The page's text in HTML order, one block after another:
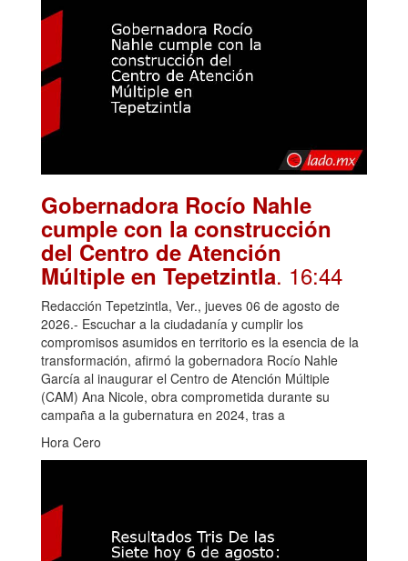
Gobernadora Rocío Nahle
cumple con la construcción
del Centro de Atención
Múltiple en Tepetzintla. 16:44
Redacción Tepetzintla, Ver., jueves 06 de agosto de
2026.- Escuchar a la ciudadanía y cumplir los
compromisos asumidos en territorio es la esencia de la
transformación, afirmó la gobernadora Rocío Nahle
García al inaugurar el Centro de Atención Múltiple
(CAM) Ana Nicole, obra comprometida durante su
campaña a la gubernatura en 2024, tras a
Hora Cero